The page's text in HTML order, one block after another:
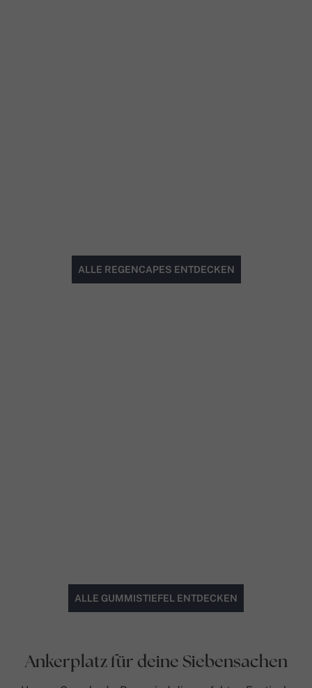
ALLE REGENCAPES ENTDECKEN
ALLE GUMMISTIEFEL ENTDECKEN
Ankerplatz für deine Siebensachen